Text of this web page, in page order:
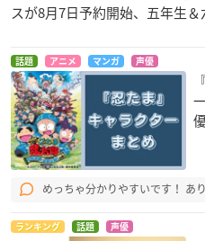
スが8月7日予約開始、五年生
話題 アニメ マンガ 声優
めっちゃ分かりやすいです！ あ
ランキング 話題 声優